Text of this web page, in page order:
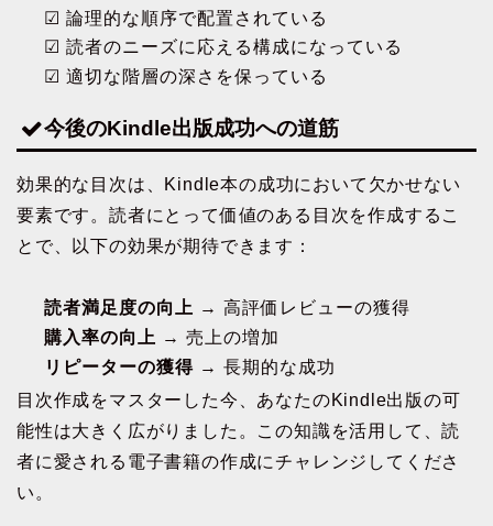
☑ 論理的な順序で配置されている
☑ 読者のニーズに応える構成になっている
☑ 適切な階層の深さを保っている
今後のKindle出版成功への道筋
効果的な目次は、Kindle本の成功において欠かせない
要素です。読者にとって価値のある目次を作成するこ
とで、以下の効果が期待できます：
読者満足度の向上 → 高評価レビューの獲得
購入率の向上 → 売上の増加
リピーターの獲得 → 長期的な成功
目次作成をマスターした今、あなたのKindle出版の可
能性は大きく広がりました。この知識を活用して、読
者に愛される電子書籍の作成にチャレンジしてくださ
い。